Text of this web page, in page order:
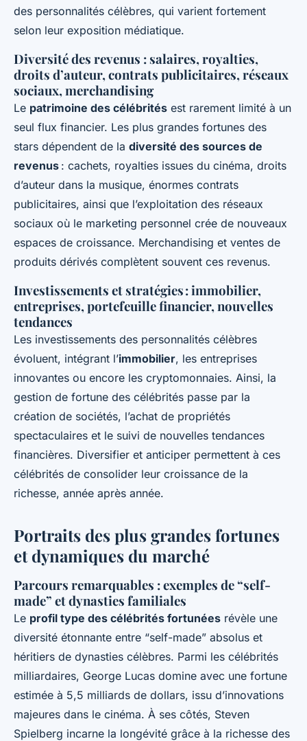
des personnalités célèbres, qui varient fortement
selon leur exposition médiatique.
Diversité des revenus : salaires, royalties,
droits d’auteur, contrats publicitaires, réseaux
sociaux, merchandising
Le patrimoine des célébrités est rarement limité à un
seul flux financier. Les plus grandes fortunes des
stars dépendent de la diversité des sources de
revenus : cachets, royalties issues du cinéma, droits
d’auteur dans la musique, énormes contrats
publicitaires, ainsi que l’exploitation des réseaux
sociaux où le marketing personnel crée de nouveaux
espaces de croissance. Merchandising et ventes de
produits dérivés complètent souvent ces revenus.
Investissements et stratégies : immobilier,
entreprises, portefeuille financier, nouvelles
tendances
Les investissements des personnalités célèbres
évoluent, intégrant l’immobilier, les entreprises
innovantes ou encore les cryptomonnaies. Ainsi, la
gestion de fortune des célébrités passe par la
création de sociétés, l’achat de propriétés
spectaculaires et le suivi de nouvelles tendances
financières. Diversifier et anticiper permettent à ces
célébrités de consolider leur croissance de la
richesse, année après année.
Portraits des plus grandes fortunes
et dynamiques du marché
Parcours remarquables : exemples de “self-
made” et dynasties familiales
Le profil type des célébrités fortunées révèle une
diversité étonnante entre “self-made” absolus et
héritiers de dynasties célèbres. Parmi les célébrités
milliardaires, George Lucas domine avec une fortune
estimée à 5,5 milliards de dollars, issu d’innovations
majeures dans le cinéma. À ses côtés, Steven
Spielberg incarne la longévité grâce à la richesse des